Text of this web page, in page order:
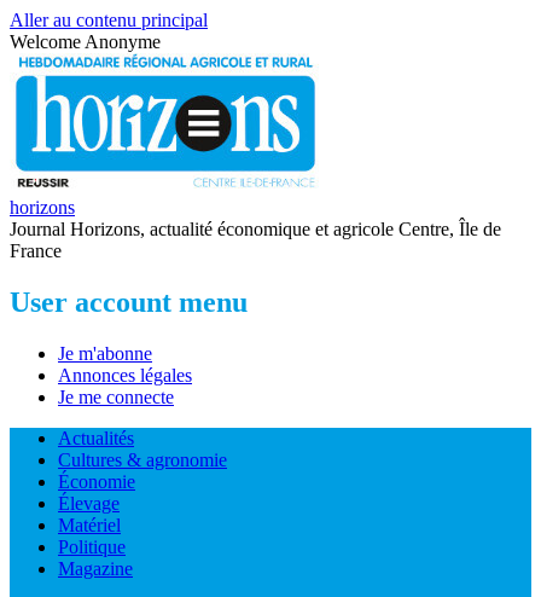
Aller au contenu principal
Welcome Anonyme
horizons
Journal Horizons, actualité économique et agricole Centre, Île de
France
User account menu
Je m'abonne
Annonces légales
Je me connecte
Actualités
Cultures & agronomie
Économie
Élevage
Matériel
Politique
Magazine